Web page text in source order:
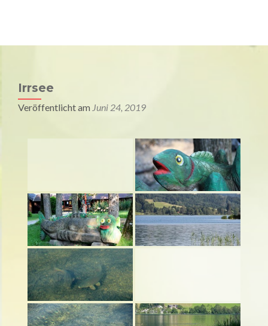
Irrsee
Veröffentlicht am Juni 24, 2019